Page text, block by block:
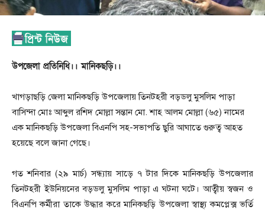
উপজেলা প্রতিনিধি।। মানিকছড়ি।।
খাগড়াছড়ি জেলা মানিকছড়ি উপজেলায় তিনটহরী বড়ডলু মুসলিম পাড়া
বাসিন্দা মোঃ আব্দুল রশিদ মোল্লা সন্তান মো. শাহ আলম মোল্লা (৬৫) নামের
এক মানিকছড়ি উপজেলা বিএনপি সহ-সভাপতি ছুরি আঘাতে গুরুত্ব আহত
হয়েছে বলে জানা গেছে।
গত শনিবার (২৯ মার্চ) সন্ধ্যায় সাড়ে ৭ টার দিকে মানিকছড়ি উপজেলার
তিনটহরী ইউনিয়নের বড়ডলু মুসলিম পাড়া এ ঘটনা ঘটে। আত্বীয় স্বজন ও
বিএনপি কর্মীরা তাকে উদ্ধার করে মানিকছড়ি উপজেলা স্বাস্থ্য কমপ্লেক্স ভর্তি